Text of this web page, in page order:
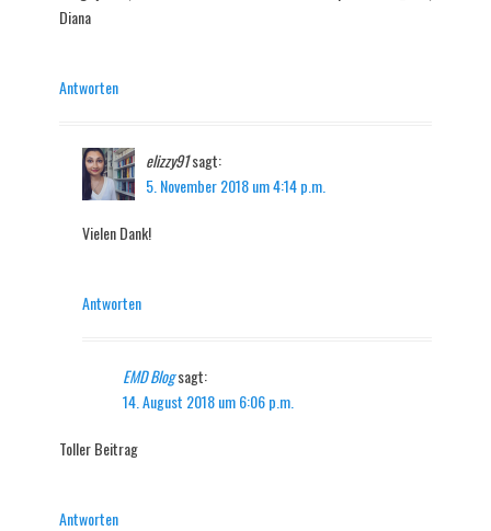
Diana
Antworten
elizzy91sagt:
5. November 2018 um 4:14 p.m.
Vielen Dank!
Antworten
EMD Blogsagt:
14. August 2018 um 6:06 p.m.
Toller Beitrag
Antworten